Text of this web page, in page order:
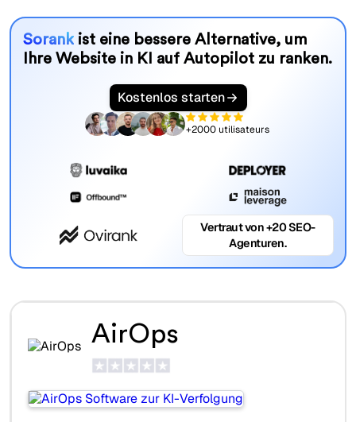
Sorankist eine bessere Alternative, um
Ihre Website in KI auf Autopilot zu ranken.
Kostenlos starten
+2000 utilisateurs
Vertraut von +20 SEO-
Agenturen.
AirOps